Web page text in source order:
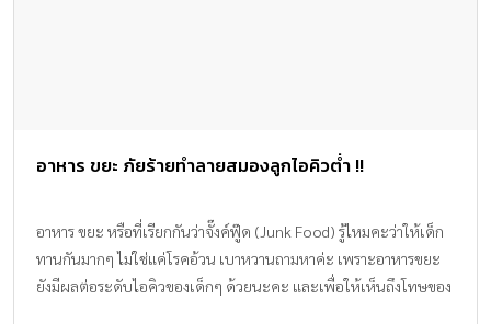
อาหาร ขยะ ภัยร้ายทำลายสมองลูกไอคิวต่ำ !!
อาหาร ขยะ หรือที่เรียกกันว่าจั๊งค์ฟู๊ด (Junk Food) รู้ไหมคะว่าให้เด็ก
ทานกันมากๆ ไม่ใช่แค่โรคอ้วน เบาหวานถามหาค่ะ เพราะอาหารขยะ
ยังมีผลต่อระดับไอคิวของเด็กๆ ด้วยนะคะ และเพื่อให้เห็นถึงโทษของ